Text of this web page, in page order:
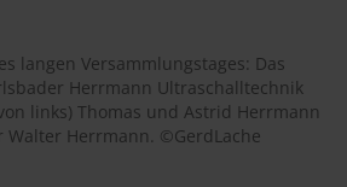
langen Versammlungstages: Das
Herrmann Ultraschalltechnik
links) Thomas und Astrid Herrmann
Walter Herrmann. ©GerdLache